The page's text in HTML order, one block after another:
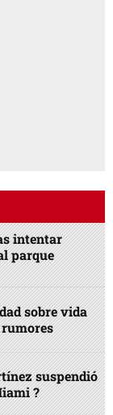
intentar
parque
sobre vida
suspendió
?